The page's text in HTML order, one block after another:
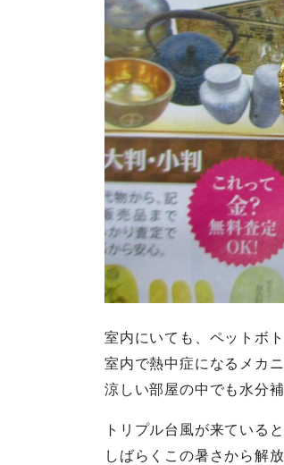
室内にいても、ペットボ
室内で熱中症になるメカ
涼しい部屋の中でも水分
トリプル台風が来ている
しばらくこの暑さから解